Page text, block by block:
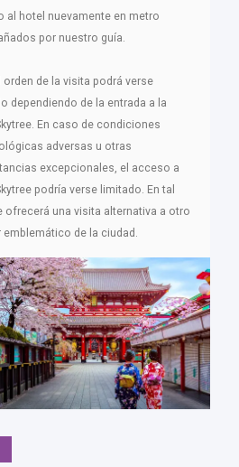
al hotel nuevamente en metro
por nuestro guía.
orden de la visita podrá verse
dependiendo de la entrada a la
En caso de condiciones
adversas u otras
excepcionales, el acceso a
podría verse limitado. En tal
ofrecerá una visita alternativa a otro
emblemático de la ciudad.